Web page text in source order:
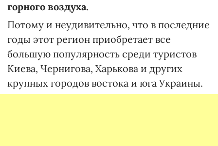
горного воздуха.
Потому и неудивительно, что в последние
годы этот регион приобретает все
большую популярность среди туристов
Киева, Чернигова, Харькова и других
крупных городов востока и юга Украины.